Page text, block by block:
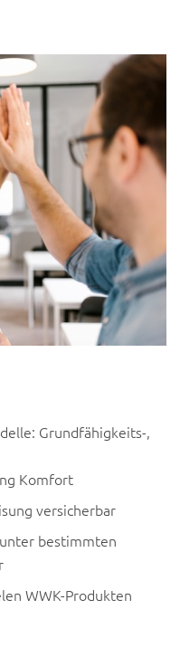
Grundfähigkeits-,
Komfort
versicherbar
bestimmten
WWK-Produkten